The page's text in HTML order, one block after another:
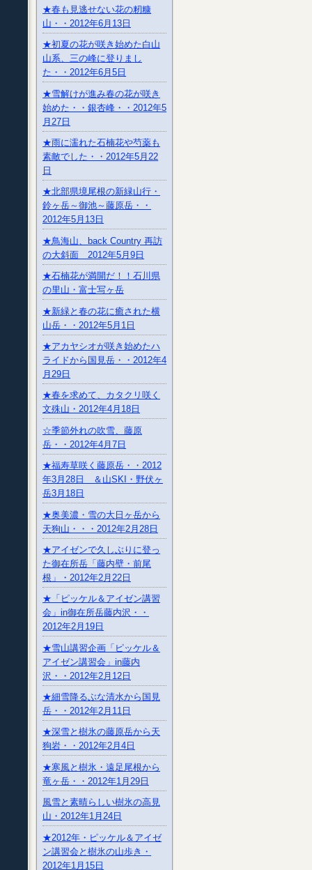
★春も見逃せない花の籾糠
山・・2012年6月13日
★初夏の花が咲き始めた白山
山系、三の峰に登りまし
た・・2012年6月5日
★雪解けが進み春の花が咲き
始めた・・銀杏峰・・2012年5
月27日
★雨に濡れた石楠花や芍薬も
素敵でした・・2012年5月22
日
★北部県境尾根の新緑山行・
鈴ヶ岳～御池～藤原岳・・
2012年5月13日
★鳥海山、back Country 再訪
の大斜面 2012年5月9日
★石楠花が満開だ！！石川県
の里山・富士写ヶ岳
★新緑と春の花に癒された横
山岳・・2012年5月1日
★アカヤシオが咲き始めたハ
ライドから国見岳・・2012年4
月29日
★春を求めて、カタクリ咲く
文殊山・2012年4月18日
☆季節外れの吹雪、藤原
岳・・2012年4月7日
★福寿草咲く藤原岳・・2012
年3月28日 ＆山SKI・野伏ヶ
岳3月18日
★奥美濃・雪の大日ヶ岳から
天狗山・・・2012年2月28日
★アイゼンで久しぶりに登っ
た御在所岳「藤内壁・前尾
根」・2012年2月22日
★「ピッケル＆アイゼン講習
会」in御在所岳藤内沢・・
2012年2月19日
★雪山講習企画「ピッケル＆
アイゼン講習会」in藤内
沢・・2012年2月12日
★細雪降るぶな清水から国見
岳・・2012年2月11日
★深雪と樹氷の藤原岳から天
狗岩・・2012年2月4日
★寒風と樹氷・遠足尾根から
竜ヶ岳・・2012年1月29日
風雪と素晴らしい樹氷の高見
山・2012年1月24日
★2012年・ピッケル＆アイゼ
ン講習会と樹氷の山歩き・
2012年1月15日